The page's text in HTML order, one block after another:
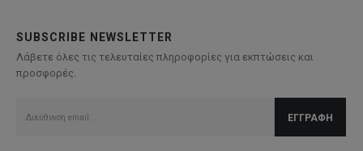
SUBSCRIBE NEWSLETTER
Λάβετε όλες τις τελευταίες πληροφορίες για εκπτώσεις και
προσφορές.